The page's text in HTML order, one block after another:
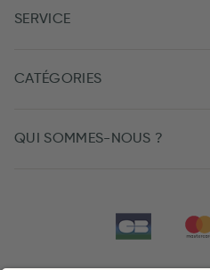
SERVICE
CATÉGORIES
QUI SOMMES-NOUS ?